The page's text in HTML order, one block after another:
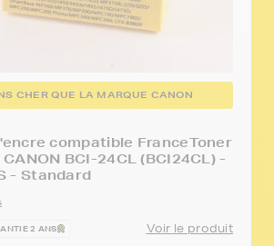
CHER QUE LA MARQUE CANON
compatible FranceToner
BCI-24CL (BCI24CL) -
- Standard
2 ANS Voir le produit